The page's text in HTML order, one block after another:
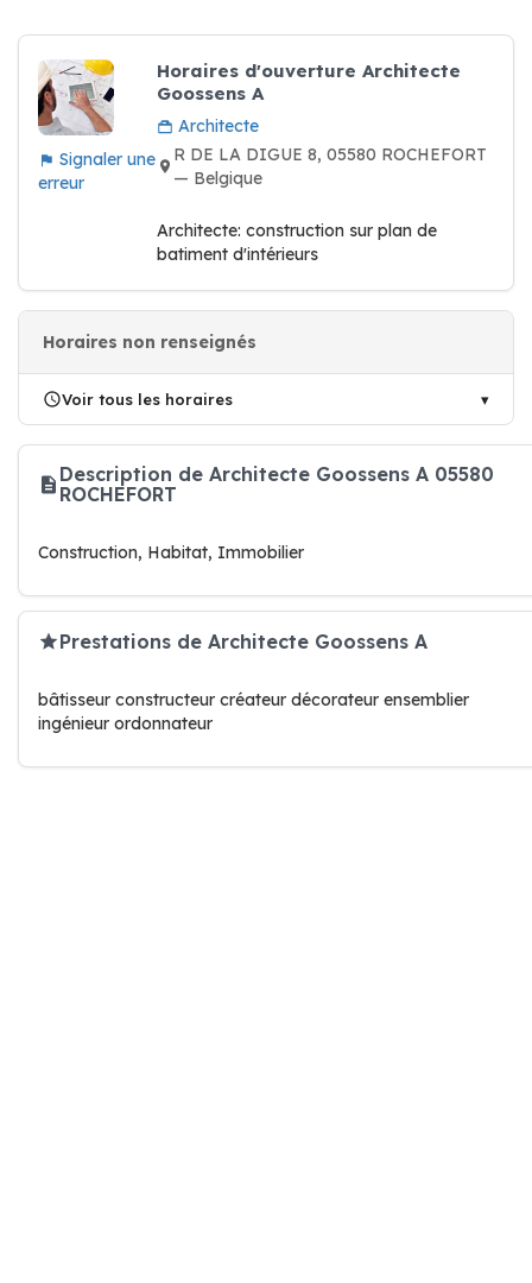
Signaler une
erreur
Horaires d'ouverture Architecte
Goossens A
Architecte
R DE LA DIGUE 8, 05580 ROCHEFORT
— Belgique
Architecte: construction sur plan de
batiment d'intérieurs
Horaires non renseignés
Voir tous les horaires
Description de Architecte Goossens A 05580
ROCHEFORT
Construction, Habitat, Immobilier
Prestations de Architecte Goossens A
bâtisseur constructeur créateur décorateur ensemblier
ingénieur ordonnateur